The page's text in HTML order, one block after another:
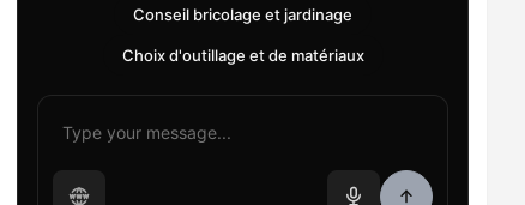
Conseil bricolage et jardinage
Choix d'outillage et de matériaux